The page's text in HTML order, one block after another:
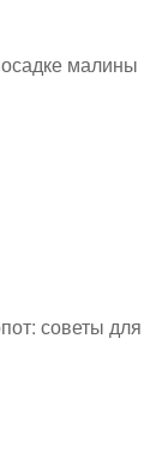
малины
советы для